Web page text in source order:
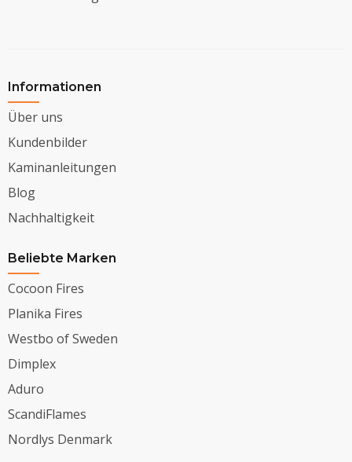
Informationen
Über uns
Kundenbilder
Kaminanleitungen
Blog
Nachhaltigkeit
Beliebte Marken
Cocoon Fires
Planika Fires
Westbo of Sweden
Dimplex
Aduro
ScandiFlames
Nordlys Denmark